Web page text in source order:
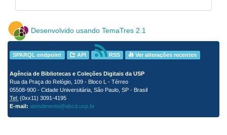
Desenvolvido usando TemaTres 2.1
SPARQL endpoint API RSS Ver alterações recentes
Agência de Bibliotecas e Coleções Digitais da USP
Rua da Praça do Relógio, 109 - Bloco L - Térreo
05508-900 - Cidade Universitária, São Paulo, SP - Brasil
Tel: (0xx11) 3091-4195
E-mail: atendimento@abcd.usp.br